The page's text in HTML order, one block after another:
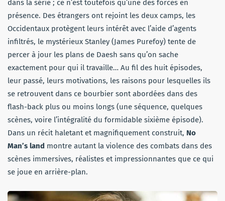
dans la série ; ce n’est toutefois qu’une des forces en
présence. Des étrangers ont rejoint les deux camps, les
Occidentaux protègent leurs intérêt avec l’aide d’agents
infiltrés, le mystérieux Stanley (James Purefoy) tente de
percer à jour les plans de Daesh sans qu’on sache
exactement pour qui il travaille… Au fil des huit épisodes,
leur passé, leurs motivations, les raisons pour lesquelles ils
se retrouvent dans ce bourbier sont abordées dans des
flash-back plus ou moins longs (une séquence, quelques
scènes, voire l’intégralité du formidable sixième épisode).
Dans un récit haletant et magnifiquement construit, No
Man’s land montre autant la violence des combats dans des
scènes immersives, réalistes et impressionnantes que ce qui
se joue en arrière-plan.